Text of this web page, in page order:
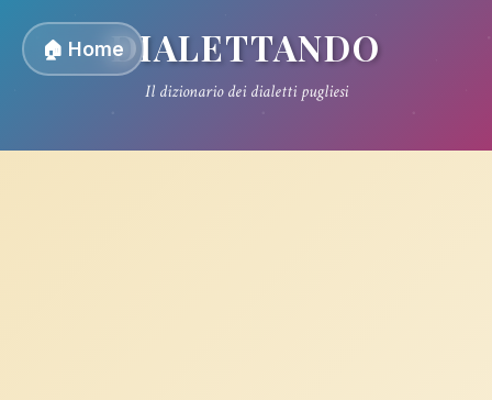
🏠 HomeDIALETTANDO
Il dizionario dei dialetti pugliesi